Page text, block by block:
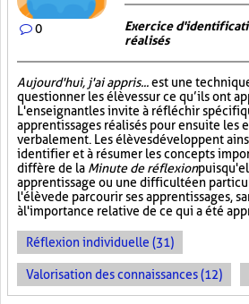
0
Exercice
réalisés
Aujourd'hui, j'ai appris...est une
questionner les élèves sur ce qu’ils ont
L'enseignant les invite à réfléchir
apprentissages réalisés pour ensuite les
verbalement. Les élèves développent
identifier et à résumer les concepts
diffère de la Minute de réflexion
apprentissage ou une difficulté en
l'élève de parcourir ses apprentissages,
à l'importance relative de ce qui a été
Réflexion individuelle (31)
Valorisation des connaissances (12)